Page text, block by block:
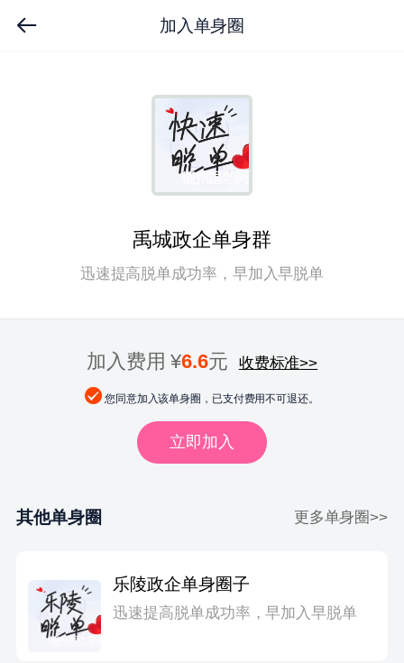
加入单身圈
禹城政企单身群
迅速提高脱单成功率，早加入早脱单
加入费用 ¥6.6元 收费标准>>
您同意加入该单身圈，已支付费用不可退还。
立即加入
其他单身圈 更多单身圈>>
乐陵政企单身圈子
迅速提高脱单成功率，早加入早脱单